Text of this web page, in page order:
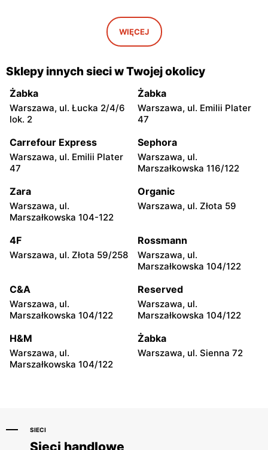
CCC
Warszawa, ul. Kazimierza
Szpotańskiego 4
CCC
Łomianki, ul. Brukowa 25
CCC
Janki, ul. Mszczonowska 3
CCC
Pruszków, ul. Henryka
CCC
Legionowo, ul. Jerzego
CCC
Legionowo, ul. Marsz.
CCC
Józefów, ul. 3 Maja 148
CCC
Wołomin, ul. Geodetów 2
CCC
CCC
Podkowa Leśna, ul. Gołębia
CCC
Radzymin, ul. Konstytucji 3
Maja 13
CCC
Błonie, ul. Powstańców 12
CCC
Grodzisk Mazowiecki, ul.
Królewska 48
CCC
Nowy Dwór Mazowiecki, ul.
Warszawska 36
CCC
Mińsk Mazowiecki, ul.
WIĘCEJ
Sklepy innych sieci w Twojej okolicy
Żabka
Warszawa, ul. Łucka 2/4/6
lok. 2
Żabka
Warszawa, ul. Emilii Plater
47
Carrefour Express
Warszawa, ul. Emilii Plater
47
Sephora
Warszawa, ul.
Marszałkowska 116/122
Zara
Warszawa, ul.
Marszałkowska 104-122
Organic
Warszawa, ul. Złota 59
4F
Warszawa, ul. Złota 59/258
Rossmann
Warszawa, ul.
Marszałkowska 104/122
C&A
Warszawa, ul.
Marszałkowska 104/122
Reserved
Warszawa, ul.
Marszałkowska 104/122
H&M
Warszawa, ul.
Marszałkowska 104/122
Żabka
Warszawa, ul. Sienna 72
SIECI
Sieci handlowe